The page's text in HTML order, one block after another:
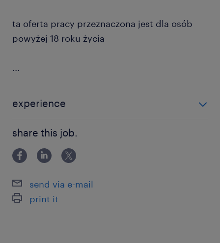
ta oferta pracy przeznaczona jest dla osób
powyżej 18 roku życia
...
experience
share this job.
send via e-mail
print it